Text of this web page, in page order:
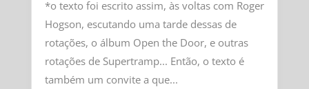
*o texto foi escrito assim, às voltas com Roger
Hogson, escutando uma tarde dessas de
rotações, o álbum Open the Door, e outras
rotações de Supertramp... Então, o texto é
também um convite a que...